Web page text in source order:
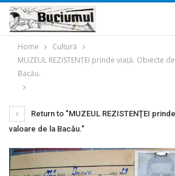
Home
Cultură
MUZEUL REZISTENŢEI prinde viaţă. Obiecte
Bacău.
Return to "MUZEUL REZISTENŢEI
valoare de la Bacău."